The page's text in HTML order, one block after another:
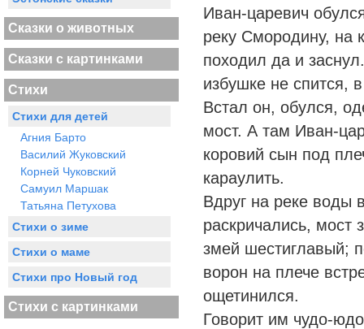
Сказки о животных
Сказки с картинками
Стихи
Стихи для детей
Агния Барто
Василий Жуковский
Корней Чуковский
Самуил Маршак
Татьяна Петухова
Стихи о зиме
Стихи о маме
Стихи про Новый год
Стихи с картинками
Иван-царевич
реку Смородину, на
походил да и
избушке не спится,
Встал он, обулся,
мост. А там Иван-
коровий сын под
караулить.
Вдруг на реке воды
раскричались, мост
змей шестиглавый;
ворон на плече
ощетинился.
Говорит им чудо-